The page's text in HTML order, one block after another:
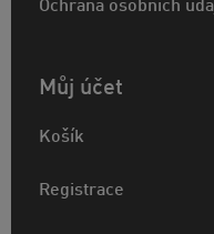
Ochrana osobních
Můj účet
Košík
Registrace